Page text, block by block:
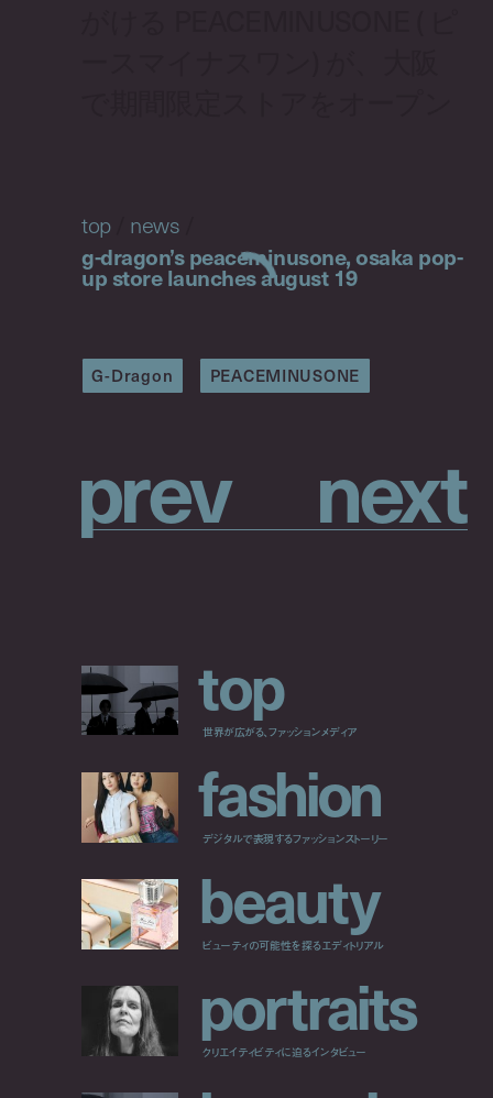
top/ news
g-dragon’s peaceminusone, osaka pop-
up store launches august 19
G-Dragon PEACEMINUSONE
prev next
top
世界が広がる、ファッションメディア
fashion
デジタルで表現するファッションストーリー
beauty
ビューティの可能性を探るエディトリアル
portraits
クリエイティビティに迫るインタビュー